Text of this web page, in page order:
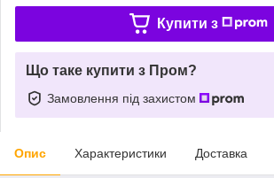
Купити з
Що таке купити з Пром?
Замовлення під захистом
Опис Характеристики Доставка